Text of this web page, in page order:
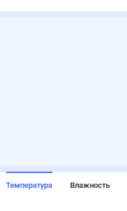
Температура Влажность